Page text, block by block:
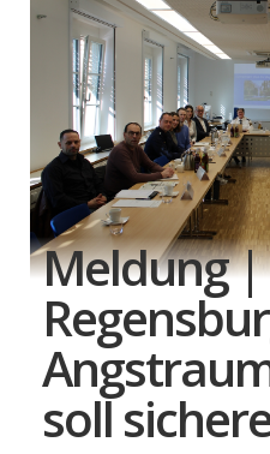
Meldung |
soll